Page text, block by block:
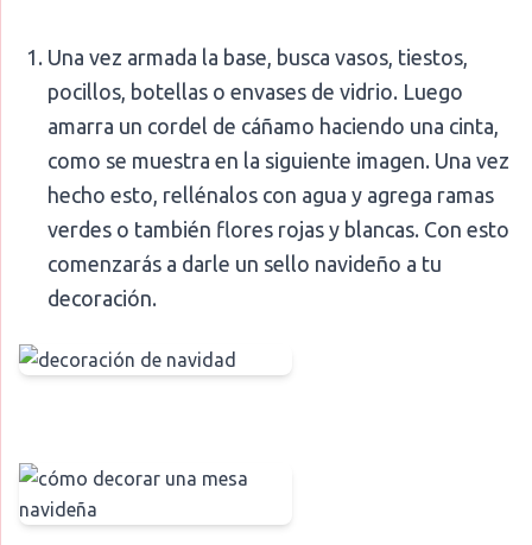
Una vez armada la base, busca vasos, tiestos,
pocillos, botellas o envases de vidrio. Luego
amarra un cordel de cáñamo haciendo una cinta,
como se muestra en la siguiente imagen. Una vez
hecho esto, rellénalos con agua y agrega ramas
verdes o también flores rojas y blancas. Con esto
comenzarás a darle un sello navideño a tu
decoración.